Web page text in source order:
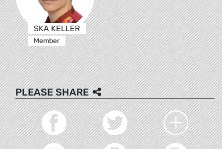
SKA KELLER
Member
PLEASE SHARE